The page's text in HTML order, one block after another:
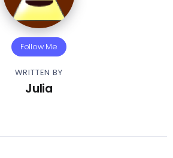
Follow Me
WRITTEN BY
Julia